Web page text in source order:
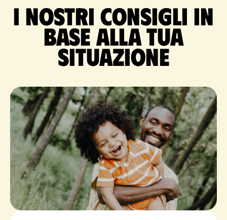
I nostri consigli in
base alla tua
situazione